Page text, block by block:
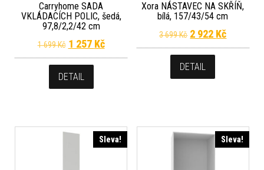
Carryhome SADA
VKLÁDACÍCH POLIC, šedá,
97,8/2,2/42 cm
1 699Kč Původní cena byla: 1 699 Kč.
1 257 KčAktuální cena je: 1 257 Kč.
DETAIL
Xora NÁSTAVEC NA SKŘÍŇ,
bílá, 157/43/54 cm
3 699Kč Původní cena
2 922 KčAktuální
DETAIL
Sleva! Sleva!